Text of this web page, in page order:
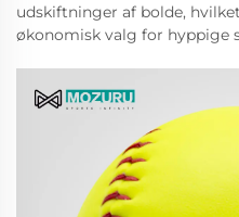
udskiftninger af bolde,
økonomisk valg for hyppige